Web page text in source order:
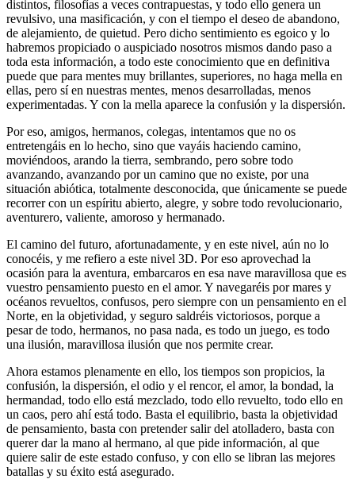
distintos, filosofías a veces contrapuestas, y todo ello genera un
revulsivo, una masificación, y con el tiempo el deseo de abandono,
de alejamiento, de quietud. Pero dicho sentimiento es egoico y lo
habremos propiciado o auspiciado nosotros mismos dando paso a
toda esta información, a todo este conocimiento que en definitiva
puede que para mentes muy brillantes, superiores, no haga mella en
ellas, pero sí en nuestras mentes, menos desarrolladas, menos
experimentadas. Y con la mella aparece la confusión y la dispersión.
Por eso, amigos, hermanos, colegas, intentamos que no os
entretengáis en lo hecho, sino que vayáis haciendo camino,
moviéndoos, arando la tierra, sembrando, pero sobre todo
avanzando, avanzando por un camino que no existe, por una
situación abiótica, totalmente desconocida, que únicamente se puede
recorrer con un espíritu abierto, alegre, y sobre todo revolucionario,
aventurero, valiente, amoroso y hermanado.
El camino del futuro, afortunadamente, y en este nivel, aún no lo
conocéis, y me refiero a este nivel 3D. Por eso aprovechad la
ocasión para la aventura, embarcaros en esa nave maravillosa que es
vuestro pensamiento puesto en el amor. Y navegaréis por mares y
océanos revueltos, confusos, pero siempre con un pensamiento en el
Norte, en la objetividad, y seguro saldréis victoriosos, porque a
pesar de todo, hermanos, no pasa nada, es todo un juego, es todo
una ilusión, maravillosa ilusión que nos permite crear.
Ahora estamos plenamente en ello, los tiempos son propicios, la
confusión, la dispersión, el odio y el rencor, el amor, la bondad, la
hermandad, todo ello está mezclado, todo ello revuelto, todo ello en
un caos, pero ahí está todo. Basta el equilibrio, basta la objetividad
de pensamiento, basta con pretender salir del atolladero, basta con
querer dar la mano al hermano, al que pide información, al que
quiere salir de este estado confuso, y con ello se libran las mejores
batallas y su éxito está asegurado.